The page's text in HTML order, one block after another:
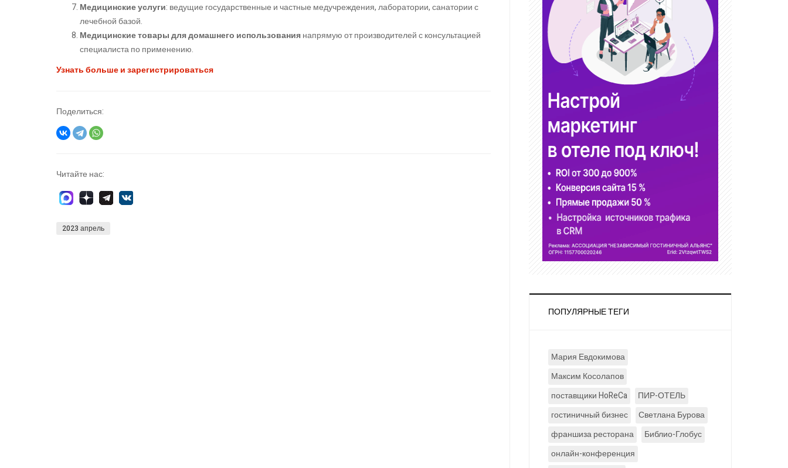
Медицинские услуги: ведущие государственные и частные медучреждения, лаборатории, санатории с
лечебной базой.
Медицинские товары для домашнего использованиянапрямую от производителей с консультацией
специалиста по применению.
Узнать больше и зарегистрироваться
Поделиться:
Читайте нас:
2023 апрель
ПОПУЛЯРНЫЕ ТЕГИ
Мария Евдокимова
Максим Косолапов
поставщики HoReCa
ПИР-ОТЕЛЬ
гостиничный бизнес
Светлана Бурова
франшиза ресторана
Библио-Глобус
онлайн-конференция